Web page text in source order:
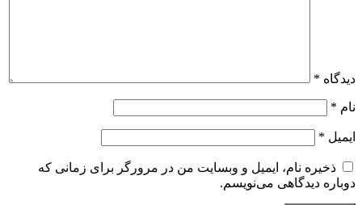
دیدگاه *
نام *
ایمیل *
ذخیره نام، ایمیل و وبسایت من در مرورگر برای زمانی که
دوباره دیدگاهی می‌نویسم.